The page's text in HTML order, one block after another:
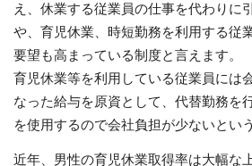
え、休業する従業員の仕事を代わりに
や、育児休業、時短勤務を利用する従
要望も高まっている制度と言えます。
育児休業等を利用している従業員には
なった給与を原資として、代替勤務を
を使用するので会社負担が少ないとい
近年、男性の育児休業取得率は大幅な